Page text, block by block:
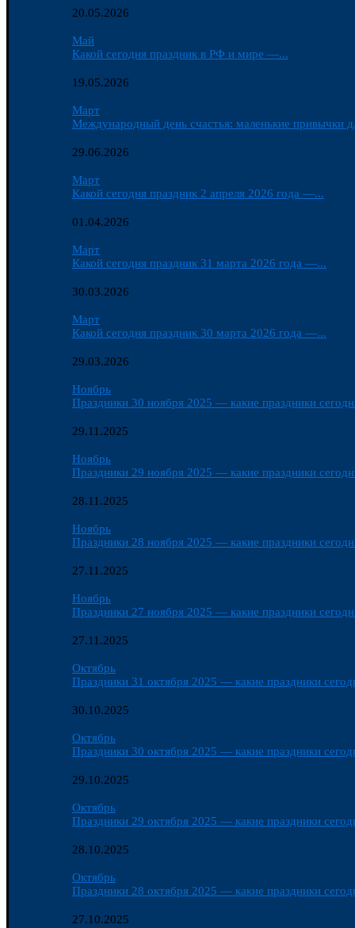
20.05.2026
Май
Какой сегодня праздник в РФ и мире —...
19.05.2026
Март
Международный день счастья: маленькие привычки
29.06.2026
Март
Какой сегодня праздник 2 апреля 2026 года —...
01.04.2026
Март
Какой сегодня праздник 31 марта 2026 года —...
30.03.2026
Март
Какой сегодня праздник 30 марта 2026 года —...
29.03.2026
Ноябрь
Праздники 30 ноября 2025 — какие праздники
29.11.2025
Ноябрь
Праздники 29 ноября 2025 — какие праздники
28.11.2025
Ноябрь
Праздники 28 ноября 2025 — какие праздники
27.11.2025
Ноябрь
Праздники 27 ноября 2025 — какие праздники
27.11.2025
Октябрь
Праздники 31 октября 2025 — какие праздники
30.10.2025
Октябрь
Праздники 30 октября 2025 — какие праздники
29.10.2025
Октябрь
Праздники 29 октября 2025 — какие праздники
28.10.2025
Октябрь
Праздники 28 октября 2025 — какие праздники
27.10.2025